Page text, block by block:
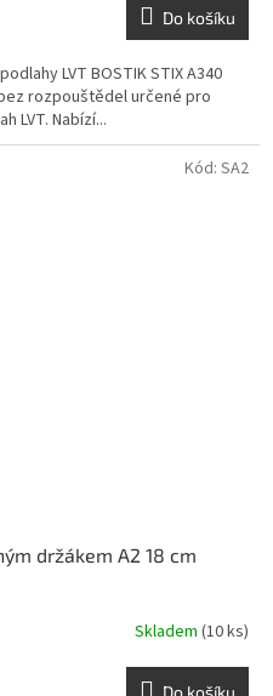
Do košíku
LVT BOSTIK STIX A340
rozpouštědel určené pro
LVT. Nabízí...
držákem A2 18 cm
Skladem (10 ks)
Kód: SA2